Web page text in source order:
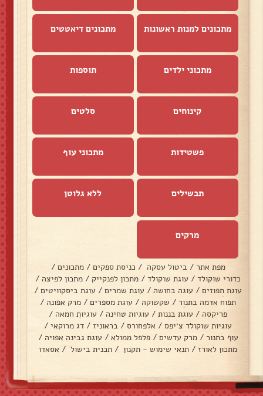
מתכונים למנות ראשונות מתכונים דיאטטים
מתכוני ילדים תוספות
קינוחים סלטים
פשטידות מתכוני עוף
תבשילים ללא גלוטן
מרקים
מפת אתר / ביטול עסקה / כניסת ספקים / מתכונים /
כדורי שוקולד / עוגת שוקולד / מתכון לפנקייק / מתכון לפיצה /
עוגת תפוזים / עוגה בחושה / עוגת שמרים / עוגת ביסקוויטים /
תפוח אדמה בתנור / שקשוקה / עוגת מספרים / מרק אפונה /
פריקסה / עוגת בננות / עוגיות טחינה / עוגיות חמאה /
עוגיות שוקולד צ׳יפס / אלפחורס / בראוניז / דג מרוקאי /
עוף בתנור / מרק עדשים / פלפל ממולא / עוגת גבינה אפויה /
מתכון לאורז / תנאי שימוש - תקנון / תכנית בישול / אסאדו